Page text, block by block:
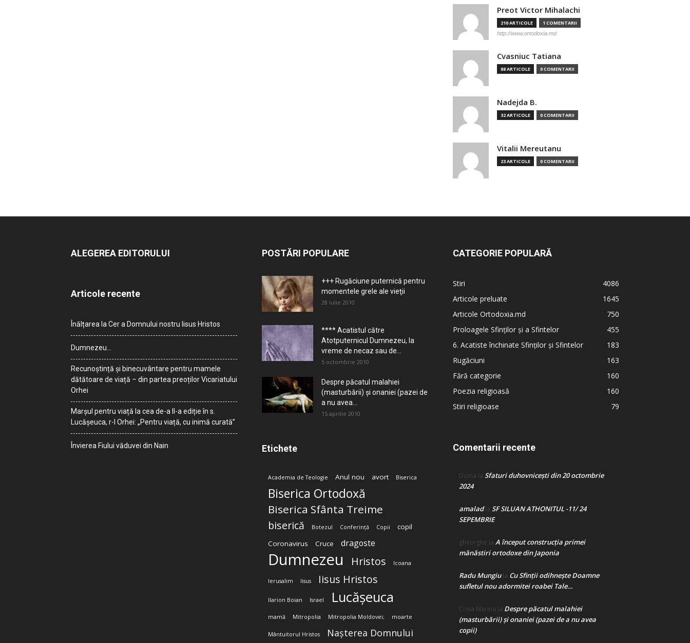
Preot Victor Mihalachi
210 ARTICOLE 1 COMENTARII
http://www.ortodoxia.md
Cvasniuc Tatiana
88 ARTICOLE 0 COMENTARII
Nadejda B.
32 ARTICOLE 0 COMENTARII
Vitalii Mereutanu
23 ARTICOLE 0 COMENTARII
ALEGEREA EDITORULUI
Articole recente
Înălțarea la Cer a Domnului nostru Iisus Hristos
Dumnezeu…
Recunoștință și binecuvântare pentru mamele
dătătoare de viață – din partea preoților Vicariatului
Orhei
Marșul pentru viață la cea de-a II-a ediție în s.
Lucășeuca, r-l Orhei: „Pentru viață, cu inimă curată”
Învierea Fiului văduvei din Nain
POSTĂRI POPULARE
+++ Rugăciune puternică pentru
momentele grele ale vieţii
28 iulie 2010
**** Acatistul către
Atotputernicul Dumnezeu, la
vreme de necaz sau de...
5 octombrie 2010
Despre păcatul malahiei
(masturbării) şi onaniei (pazei de
a nu avea...
15 aprilie 2010
Etichete
Academia de Teologie Anul nou avort Biserica
Biserica Ortodoxă
Biserica Sfânta Treime
biserică Botezul Conferință Copii
copil
Coronavirus
Cruce dragoste
Dumnezeu Hristos Icoana
Ierusalim Iisus Iisus Hristos
Ilarion Boian Israel Lucășeuca
mamă Mitropolia Mitropolia Moldovei; moarte
Mântuitorul Hristos Nașterea Domnului
CATEGORIE POPULARĂ
Stiri
4086
Articole preluate
1645
Articole Ortodoxia.md
750
Proloagele Sfinților și a Sfintelor
455
6. Acatiste închinate Sfinților și Sfintelor
183
Rugăciuni
163
Fără categorie
160
Poezia religioasă
160
Stiri religioase
79
Comentarii recente
Doina la Sfaturi duhovnicești din 20 octombrie
2024
amaladla SF SILUAN ATHONITUL -11/ 24
SEPEMBRIE
gheorghe la A început construcţia primei
mănăstiri ortodoxe din Japonia
Radu Mungiula Cu Sfinții odihnește Doamne
sufletul nou adormitei roabei Tale…
Crina Marina la Despre păcatul malahiei
(masturbării) şi onaniei (pazei de a nu avea
copii)